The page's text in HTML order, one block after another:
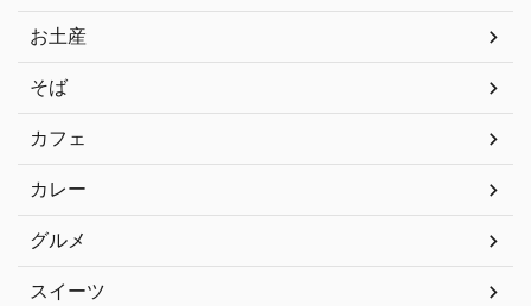
お土産
そば
カフェ
カレー
グルメ
スイーツ